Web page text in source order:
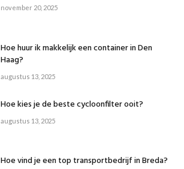
november 20, 2025
Hoe huur ik makkelijk een container in Den
Haag?
augustus 13, 2025
Hoe kies je de beste cycloonfilter ooit?
augustus 13, 2025
Hoe vind je een top transportbedrijf in Breda?